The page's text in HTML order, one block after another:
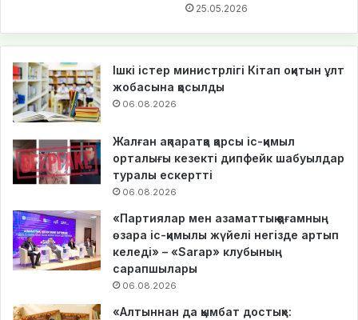
25.05.2026
Ішкі істер министрлігі Кітап оқитын ұлт
жобасына қосылды
06.08.2026
Жалған ақпаратқа қарсы іс-қимыл
орталығы кезекті дипфейк шабуылдар
туралы ескертті
06.08.2026
«Партиялар мен азаматтық қоғамның
өзара іс-қимылы жүйелі негізде артып
келеді» – «Sarap» клубының
сарапшылары
06.08.2026
«Алтыннан да қымбат достық»: